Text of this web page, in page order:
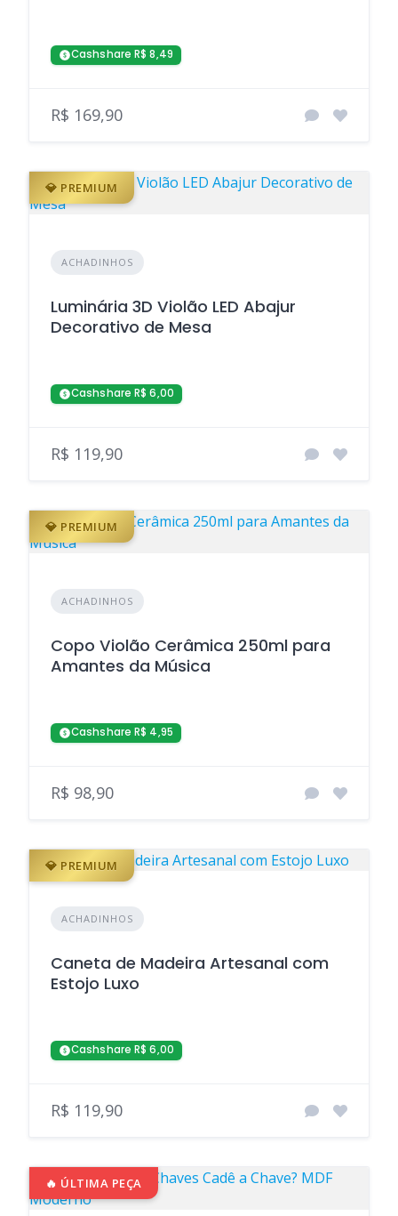
Cashshare R$ 8,49
R$ 169,90
💎 PREMIUM
ACHADINHOS
Luminária 3D Violão LED Abajur
Decorativo de Mesa
Cashshare R$ 6,00
R$ 119,90
💎 PREMIUM
ACHADINHOS
Copo Violão Cerâmica 250ml para
Amantes da Música
Cashshare R$ 4,95
R$ 98,90
💎 PREMIUM
ACHADINHOS
Caneta de Madeira Artesanal com
Estojo Luxo
Cashshare R$ 6,00
R$ 119,90
🔥 ÚLTIMA PEÇA